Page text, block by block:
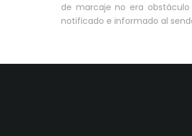
de marcaje no era
notificado e informado al